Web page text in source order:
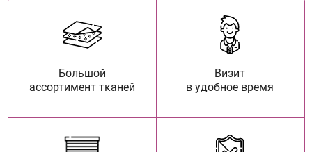
Большой
ассортимент тканей
Визит
в удобное время